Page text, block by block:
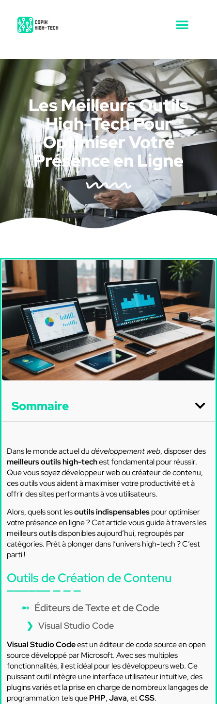
Les Meilleurs Outils
High-Tech Pour
Optimiser Votre
Présence en Ligne
Sommaire
Dans le monde actuel dudéveloppement web, disposer des
meilleurs outils high-techest fondamental pour réussir.
Que vous soyez développeur web ou créateur de contenu,
ces outils vous aident à maximiser votre productivité et à
offrir des sites performants à vos utilisateurs.
Alors, quels sont lesoutils indispensablespour optimiser
votre présence en ligne ? Cet article vous guide à travers les
meilleurs outils disponibles aujourd’hui, regroupés par
catégories. Prêt à plonger dans l’univers high-tech ? C’est
parti !
Outils de Création de Contenu
Éditeurs de Texte et de Code
Visual Studio Code
Visual Studio Codeest un éditeur de code source en open
source développé par Microsoft. Avec ses multiples
fonctionnalités, il est idéal pour les développeurs web. Ce
puissant outil intègre une interface utilisateur intuitive, des
plugins variés et la prise en charge de nombreux langages de
programmation tels quePHP,Java, etCSS.